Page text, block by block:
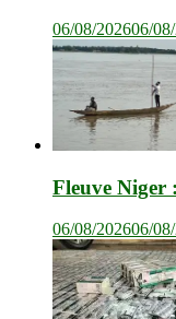
06/08/202606/
Fleuve Niger
06/08/202606/